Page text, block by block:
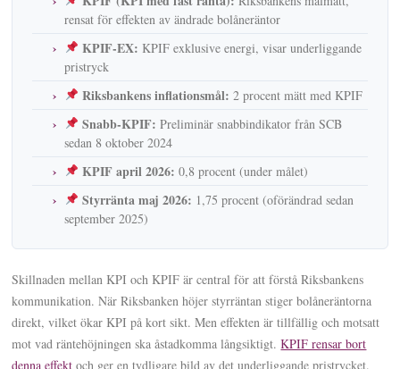
rensat för effekten av ändrade bolåneräntor
KPIF-EX: KPIF exklusive energi, visar underliggande
pristryck
Riksbankens inflationsmål: 2 procent mätt med KPIF
Snabb-KPIF: Preliminär snabbindikator från SCB
sedan 8 oktober 2024
KPIF april 2026: 0,8 procent (under målet)
Styrränta maj 2026: 1,75 procent (oförändrad sedan
september 2025)
Skillnaden mellan KPI och KPIF är central för att förstå Riksbankens
kommunikation. När Riksbanken höjer styrräntan stiger bolåneräntorna
direkt, vilket ökar KPI på kort sikt. Men effekten är tillfällig och motsatt
mot vad räntehöjningen ska åstadkomma långsiktigt.KPIF rensar bort
denna effekt och ger en tydligare bild av det underliggande pristrycket.